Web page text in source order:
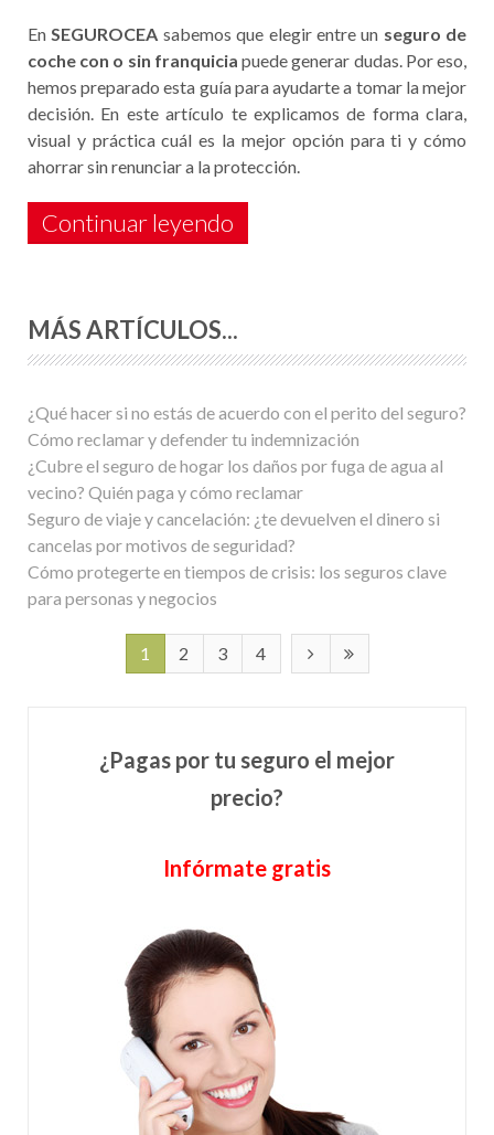
EnSEGUROCEA sabemos que elegir entre un seguro de
coche con o sin franquicia puede generar dudas. Por eso,
hemos preparado esta guía para ayudarte a tomar la mejor
decisión. En este artículo te explicamos de forma clara,
visual y práctica cuál es la mejor opción para ti y cómo
ahorrar sin renunciar a la protección.
Continuar leyendo
MÁS ARTÍCULOS...
¿Qué hacer si no estás de acuerdo con el perito del seguro?
Cómo reclamar y defender tu indemnización
¿Cubre el seguro de hogar los daños por fuga de agua al
vecino? Quién paga y cómo reclamar
Seguro de viaje y cancelación: ¿te devuelven el dinero si
cancelas por motivos de seguridad?
Cómo protegerte en tiempos de crisis: los seguros clave
para personas y negocios
1 2 3 4
¿Pagas por tu seguro el mejor
precio?
Infórmate gratis